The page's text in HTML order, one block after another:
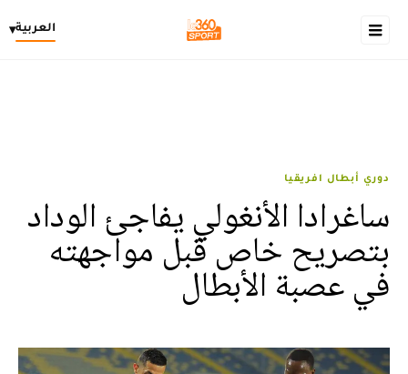
العربية▾
دوري أبطال افريقيا
ساغرادا الأنغولي يفاجئ الوداد
بتصريح خاص قبل مواجهته
في عصبة الأبطال